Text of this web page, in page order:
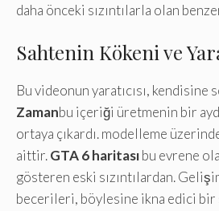
daha önceki sızıntılarla olan
Sahtenin Kökeni ve
Bu videonun yaratıcısı, kendisine
Zamanbu içeriği üretmenin bir
ortaya çıkardı. modelleme
aittir.GTA 6 haritasıbu evrene
gösteren eski sızıntılardan.
becerileri, böylesine ikna edici bir